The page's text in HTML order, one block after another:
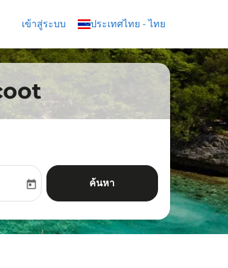
เข้าสู่ระบบ ประเทศไทย - ไทย
keyboard_arrow_down
date-aria-label
today ค้นหา